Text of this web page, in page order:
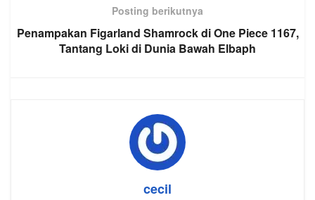
Posting berikutnya
Penampakan Figarland Shamrock di One Piece 1167,
Tantang Loki di Dunia Bawah Elbaph
cecil